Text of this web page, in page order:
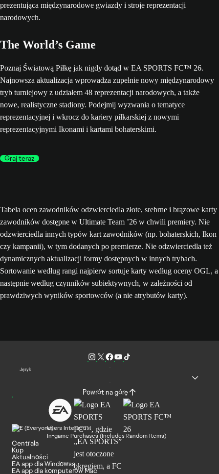
The World’s Game
Poznaj Światową Piłkę jak nigdy dotąd w EA SPORTS FC™ 26.
Najnowsza aktualizacja wprowadza zupełnie nowy międzynarodowy
tryb turniejowy z udziałem 48 reprezentacji narodowych, a także
nowe, realistyczne stadiony. Podejmij wyzwania o tematyce
reprezentacyjnej i wkrocz do kariery piłkarskiej z nowymi
reprezentacyjnymi Ikonami i kartami bohaterskimi.
Graj teraz
Tabela ocen zawodników odzwierciedla złote, srebrne i brązowe karty
zawodników dostępne w Ultimate Team ’26 w chwili premiery. Nie
odzwierciedla innych typów kart zawodników (np. bohaterskich, Ikon
czy kampanii), w tym dodanych po premierze. Nie odzwierciedla też
dynamicznych aktualizacji formy dostępnych w innych trybach.
Sortowanie według rangi najpierw sortuje karty według oceny OGL, a
następnie według czynników subiektywnych, w zależności od
prawdziwych wyników sportowców (a nie atrybutów karty).
Język
Powrót na górę
Users Interact
In-game Purchases (Includes Random Items)
Centrala
Kup
Aktualności
EA app dla Windowsa
EA app dla komputerów Mac